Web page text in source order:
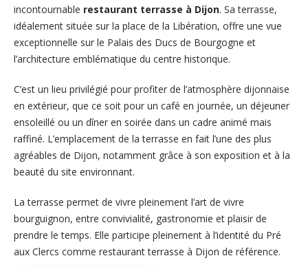
incontournable restaurant terrasse à Dijon. Sa terrasse,
idéalement située sur la place de la Libération, offre une vue
exceptionnelle sur le Palais des Ducs de Bourgogne et
l’architecture emblématique du centre historique.
C’est un lieu privilégié pour profiter de l’atmosphère dijonnaise
en extérieur, que ce soit pour un café en journée, un déjeuner
ensoleillé ou un dîner en soirée dans un cadre animé mais
raffiné. L’emplacement de la terrasse en fait l’une des plus
agréables de Dijon, notamment grâce à son exposition et à la
beauté du site environnant.
La terrasse permet de vivre pleinement l’art de vivre
bourguignon, entre convivialité, gastronomie et plaisir de
prendre le temps. Elle participe pleinement à l’identité du Pré
aux Clercs comme restaurant terrasse à Dijon de référence.